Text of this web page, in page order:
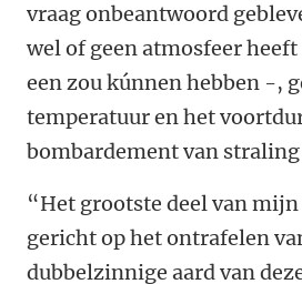
vraag onbeantwoord
wel of geen atmosfeer
een zou kúnnen hebben -,
temperatuur en het
bombardement van
“Het grootste deel van
gericht op het ontrafelen
dubbelzinnige aard van